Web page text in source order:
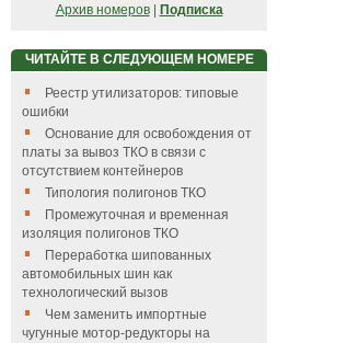
Архив номеров| Подписка
ЧИТАЙТЕ В СЛЕДУЮЩЕМ НОМЕРЕ
Реестр утилизаторов: типовые
ошибки
Основание для освобождения от
платы за вывоз ТКО в связи с
отсутствием контейнеров
Типология полигонов ТКО
Промежуточная и временная
изоляция полигонов ТКО
Переработка шипованных
автомобильных шин как
технологический вызов
Чем заменить импортные
чугунные мотор-редукторы на